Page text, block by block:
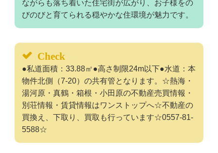
ながらも落ち着いた住宅街が広がり、お子様をの
びのびと育てられる穏やかな住環境が魅力です。
Check
●私道面積：33.88㎡●高さ制限24m以下●水道：本
物件北側（7-20）の共有管となります。☆熱海・
湯河原・真鶴・箱根・小田原の不動産売買情報・
別荘情報・賃貸情報はワンストップへ☆不動産の
買換え、下取り、買取も行っています☆0557-81-
5588☆